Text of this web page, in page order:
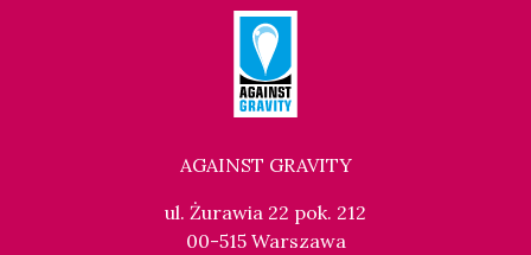
AGAINST GRAVITY
ul. Żurawia 22 pok. 212
00-515 Warszawa